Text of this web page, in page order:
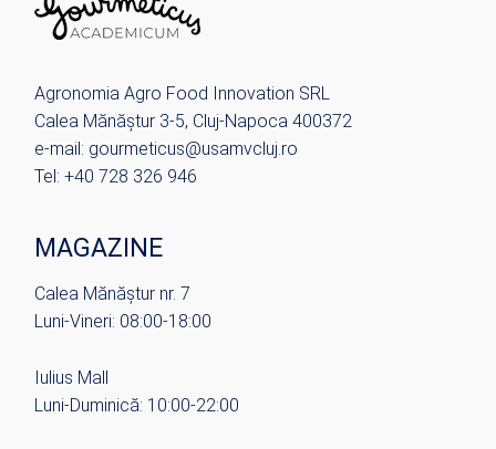
Agronomia Agro Food Innovation SRL
Calea Mănăștur 3-5, Cluj-Napoca 400372
e-mail: gourmeticus@usamvcluj.ro
Tel: +40 728 326 946
MAGAZINE
Calea Mănăștur nr. 7
Luni-Vineri: 08:00-18:00
Iulius Mall
Luni-Duminică: 10:00-22:00